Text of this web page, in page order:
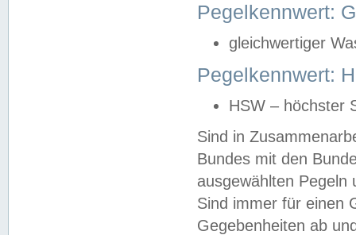
Pegelkennwert:
gleichwertiger
Pegelkennwert:
HSW – höchster
Sind in
Bundes mit den
ausgewählten
Sind immer für einen
Gegebenheiten ab